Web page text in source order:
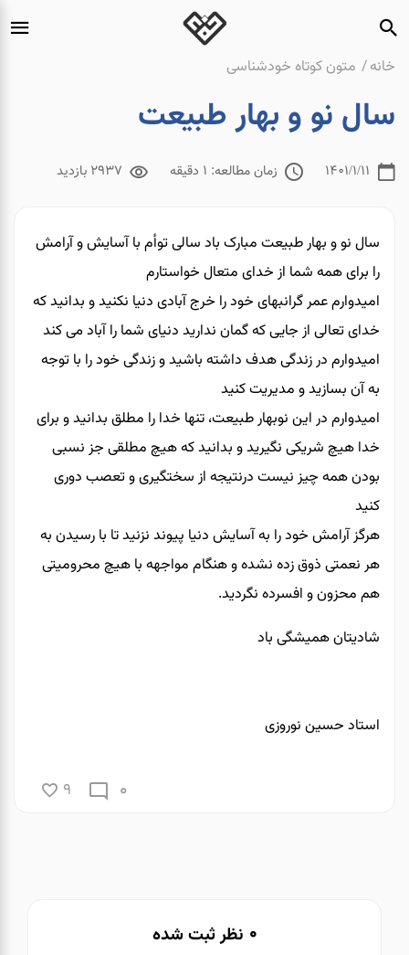
خانه متون کوتاه خودشناسی
سال نو و بهار طبیعت
1401/1/11 زمان مطالعه: 1 دقیقه 2937 بازدید
سال نو و بهار طبیعت مبارک باد سالی توأم با آسایش و آرامش
را برای همه شما از خدای متعال خواستارم
امیدوارم عمر گرانبهای خود را خرج آبادی دنیا نکنید و بدانید که
خدای تعالی از جایی که گمان ندارید دنیای شما را آباد می کند
امیدوارم در زندگی هدف داشته باشید و زندگی خود را با توجه
به آن بسازید و مدیریت کنید
امیدوارم در این نوبهار طبیعت، تنها خدا را مطلق بدانید و برای
خدا هیچ شریکی نگیرید و بدانید که هیچ مطلقی جز نسبی
بودن همه چیز نیست درنتیجه از سختگیری و تعصب دوری
کنید
هرگز آرامش خود را به آسایش دنیا پیوند نزنید تا با رسیدن به
هر نعمتی ذوق زده نشده و هنگام مواجهه با هیچ محرومیتی
هم محزون و افسرده نگردید.
شادیتان همیشگی باد
استاد حسین نوروزی
0
9
0 نظر ثبت شده